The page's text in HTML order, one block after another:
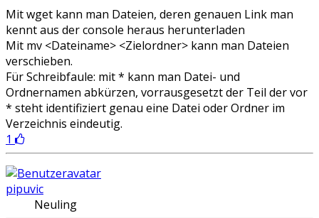
Mit wget kann man Dateien, deren genauen Link man
kennt aus der console heraus herunterladen
Mit mv <Dateiname> <Zielordner> kann man Dateien
verschieben.
Für Schreibfaule: mit * kann man Datei- und
Ordnernamen abkürzen, vorrausgesetzt der Teil der vor
* steht identifiziert genau eine Datei oder Ordner im
Verzeichnis eindeutig.
1
pipuvic
Neuling